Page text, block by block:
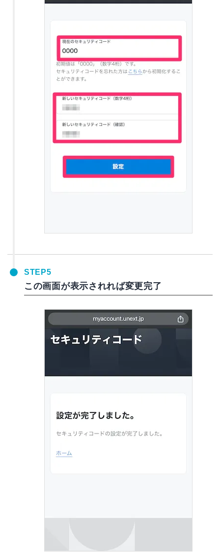
STEP5
この画面が表示されれば変更完了